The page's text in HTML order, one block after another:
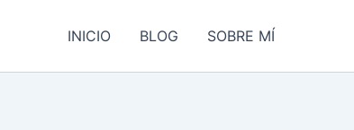
INICIO BLOG SOBRE MÍ